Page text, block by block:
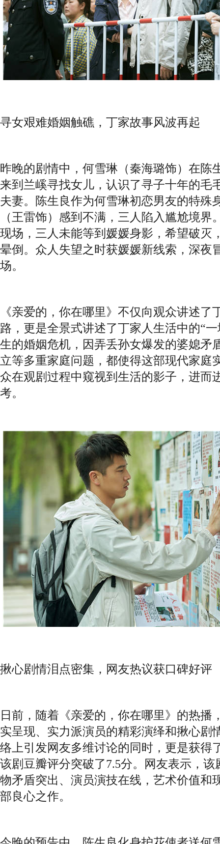
寻女艰难婚姻触礁，丁家故事风波再起
昨晚的剧情中，何雪琳（秦海璐饰）在陈
来到兰嵠寻找女儿，认识了寻子十年的毛
夫妻。陈生良作为何雪琳初恋男友的特殊
（王雷饰）感到不满，三人陷入尴尬境界
现场，三人未能等到媛媛身影，希望破灭
晕倒。众人失望之时获媛媛新线索，深夜
场。
《亲爱的，你在哪里》不仅向观众讲述了
路，更是全景式讲述了丁家人生活中的“
生的婚姻危机，因弄丢孙女爆发的婆媳矛
立等多重家庭问题，都使得这部现代家庭
众在观剧过程中窥视到生活的影子，进而
考。
揪心剧情泪点密集，网友热议获口碑好评
日前，随着《亲爱的，你在哪里》的热播
实呈现、实力派演员的精彩演绎和揪心剧
络上引发网友多维讨论的同时，更是获得
该剧豆瓣评分突破了7.5分。网友表示，
物矛盾突出、演员演技在线，艺术价值和
部良心之作。